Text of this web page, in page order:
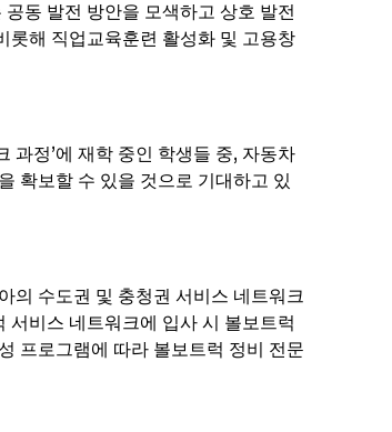
동 발전 방안을 모색하고 상호 발전
롯해 직업교육훈련 활성화 및 고용창
과정’에 재학 중인 학생들 중, 자동차
확보할 수 있을 것으로 기대하고 있
의 수도권 및 충청권 서비스 네트워크
서비스 네트워크에 입사 시 볼보트럭
프로그램에 따라 볼보트럭 정비 전문